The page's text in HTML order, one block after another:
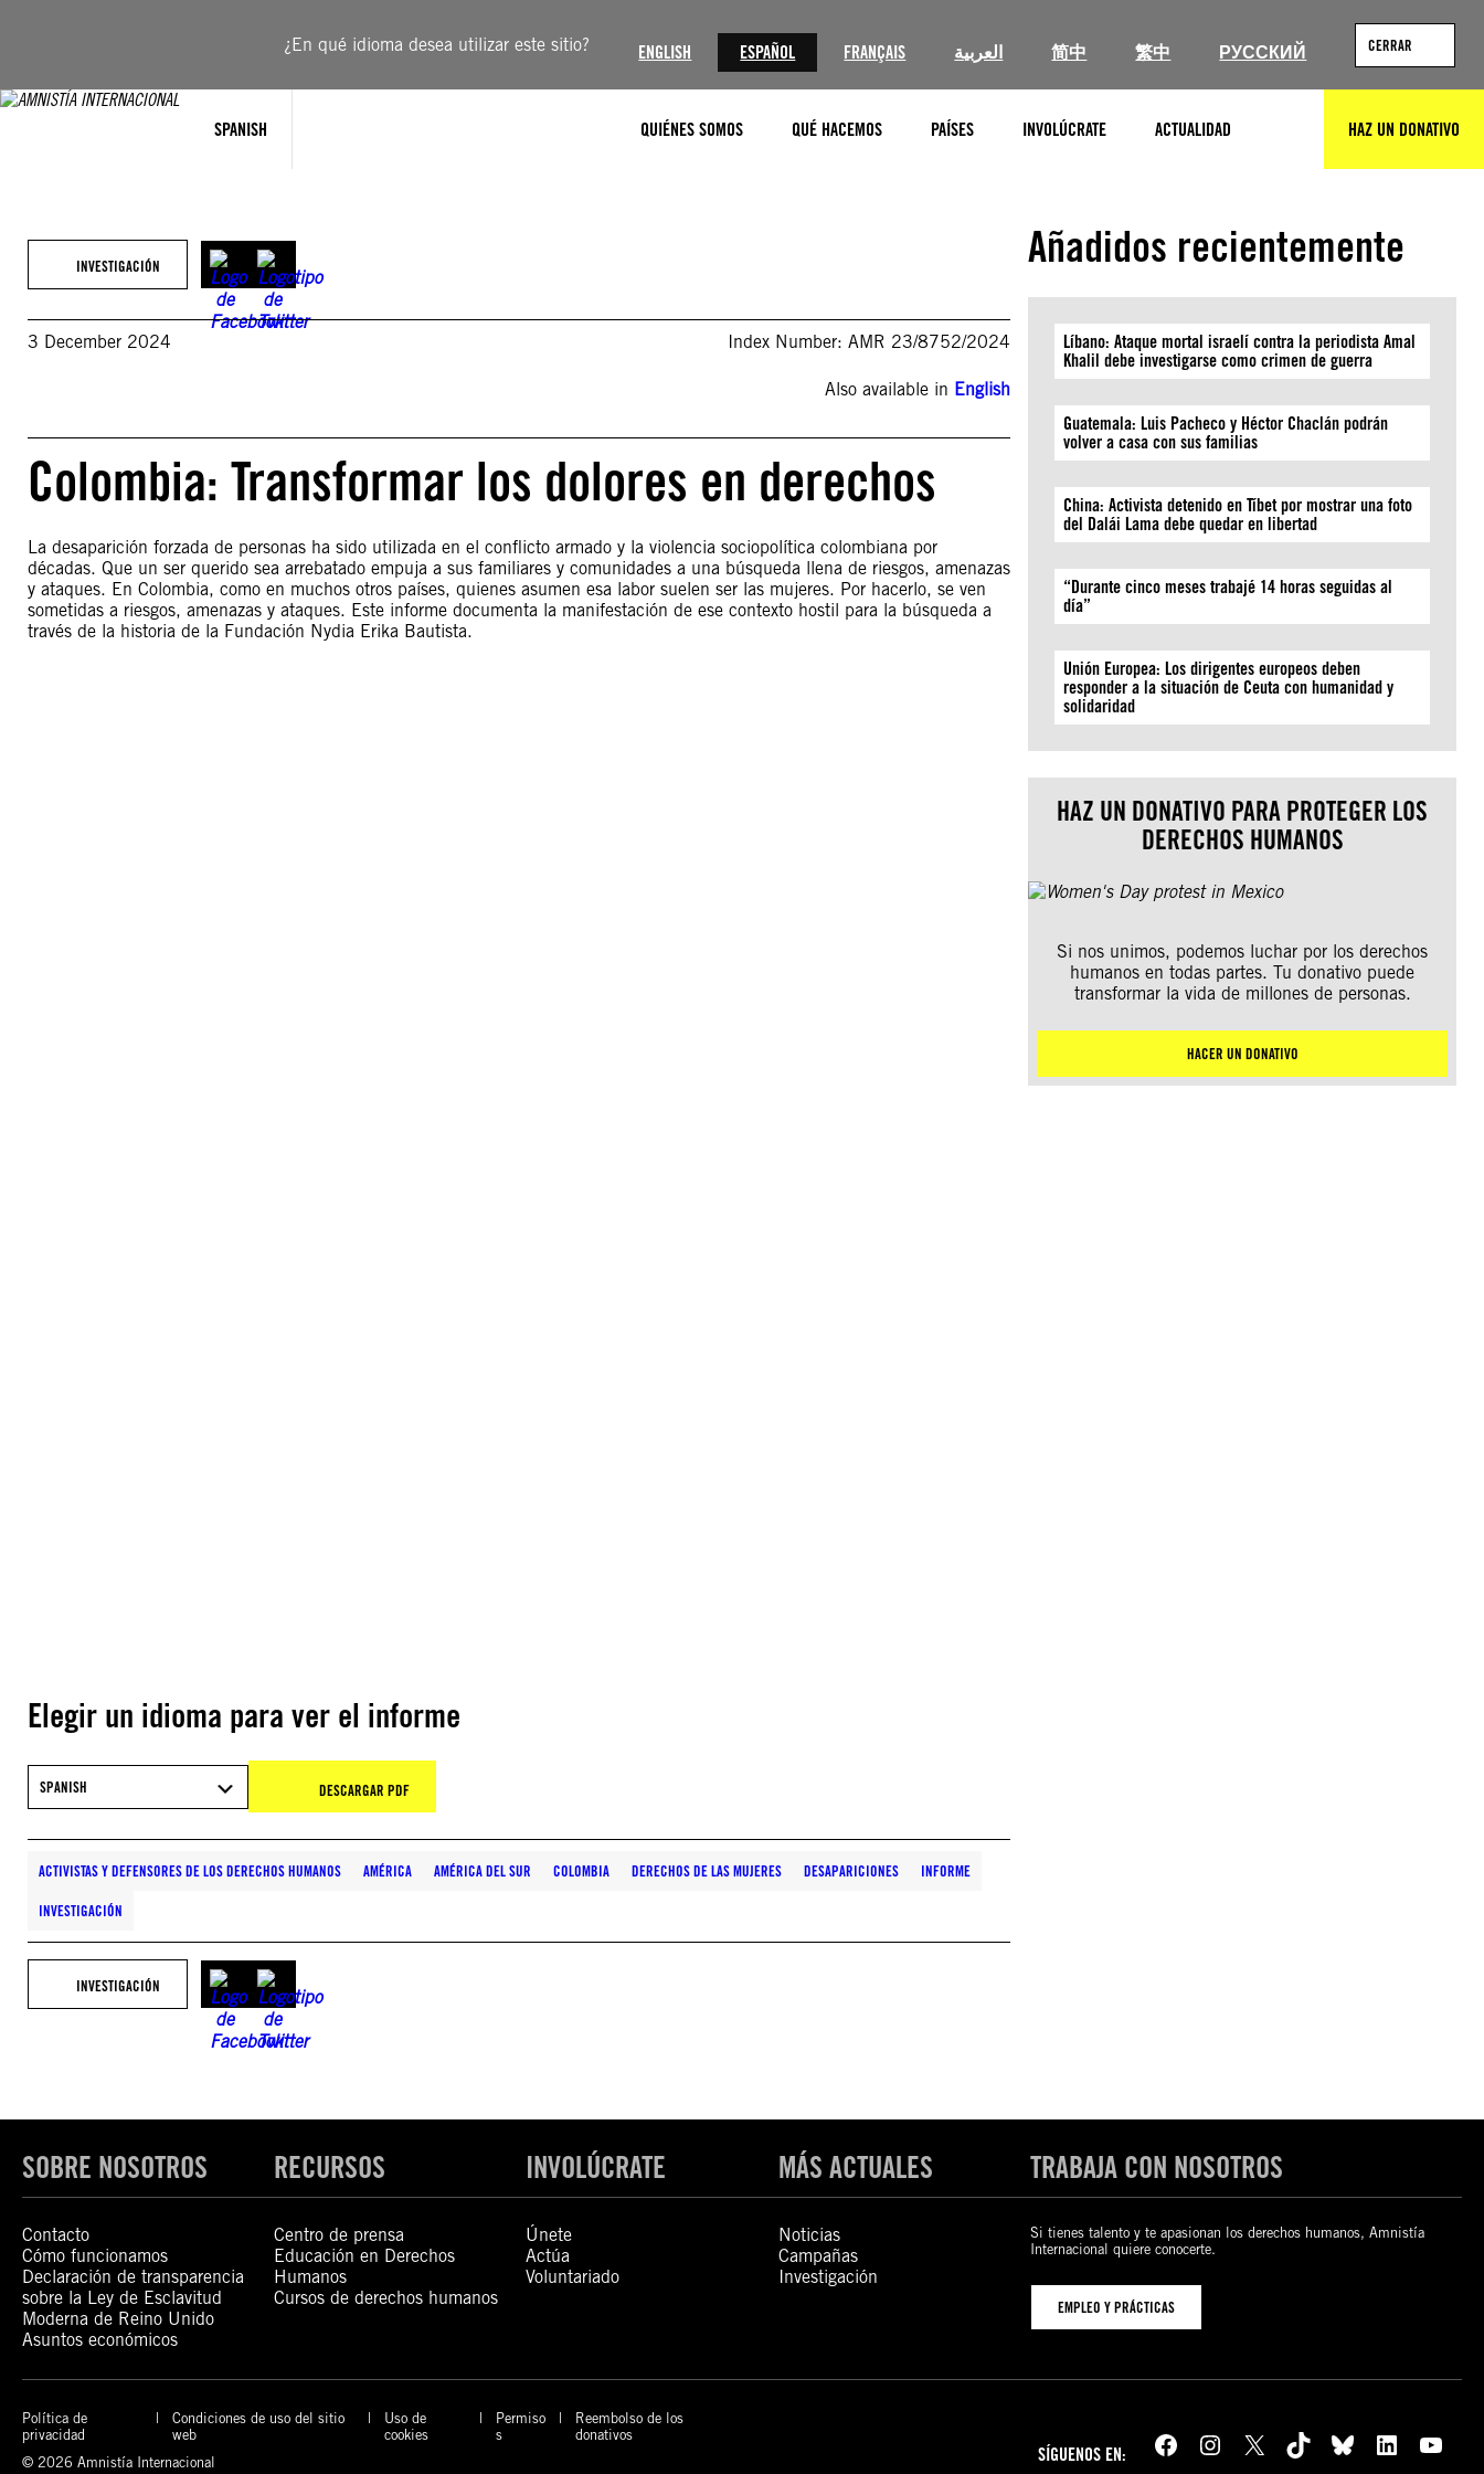
¿En qué idioma desea utilizar este sitio? ENGLISH ESPAÑOL FRANÇAIS العربية 简中 繁中 РУССКИЙ CERRAR
SPANISH QUIÉNES SOMOS QUÉ HACEMOS PAÍSES INVOLÚCRATE ACTUALIDAD HAZ UN DONATIVO
INVESTIGACIÓN
3 December 2024 Index Number: AMR 23/8752/2024
Also available in English
Colombia: Transformar los dolores en derechos
La desaparición forzada de personas ha sido utilizada en el conflicto armado y la violencia sociopolítica colombiana por
décadas. Que un ser querido sea arrebatado empuja a sus familiares y comunidades a una búsqueda llena de riesgos, amenazas
y ataques. En Colombia, como en muchos otros países, quienes asumen esa labor suelen ser las mujeres. Por hacerlo, se ven
sometidas a riesgos, amenazas y ataques. Este informe documenta la manifestación de ese contexto hostil para la búsqueda a
través de la historia de la Fundación Nydia Erika Bautista.
Elegir un idioma para ver el informe
SPANISH DESCARGAR PDF
ACTIVISTAS Y DEFENSORES DE LOS DERECHOS HUMANOS AMÉRICA AMÉRICA DEL SUR COLOMBIA DERECHOS DE LAS MUJERES DESAPARICIONES INFORME
INVESTIGACIÓN
INVESTIGACIÓN
Añadidos recientemente
Líbano: Ataque mortal israelí contra la periodista Amal
Khalil debe investigarse como crimen de guerra
Guatemala: Luis Pacheco y Héctor Chaclán podrán
volver a casa con sus familias
China: Activista detenido en Tíbet por mostrar una foto
del Dalái Lama debe quedar en libertad
“Durante cinco meses trabajé 14 horas seguidas al
día”
Unión Europea: Los dirigentes europeos deben
responder a la situación de Ceuta con humanidad y
solidaridad
HAZ UN DONATIVO PARA PROTEGER LOS
DERECHOS HUMANOS
Si nos unimos, podemos luchar por los derechos
humanos en todas partes. Tu donativo puede
transformar la vida de millones de personas.
HACER UN DONATIVO
SOBRE NOSOTROS
Contacto
Cómo funcionamos
Declaración de transparencia
sobre la Ley de Esclavitud
Moderna de Reino Unido
Asuntos económicos
RECURSOS
Centro de prensa
Educación en Derechos
Humanos
Cursos de derechos humanos
INVOLÚCRATE
Únete
Actúa
Voluntariado
MÁS ACTUALES
Noticias
Campañas
Investigación
TRABAJA CON NOSOTROS
Si tienes talento y te apasionan los derechos humanos, Amnistía
Internacional quiere conocerte.
EMPLEO Y PRÁCTICAS
Política de
privacidad
Condiciones de uso del sitio
web
Uso de
cookies
Permiso
s
Reembolso de los
donativos
© 2026 Amnistía Internacional
SÍGUENOS EN: Facebook Instagram X TikTok Bluesky LinkedIn YouTube